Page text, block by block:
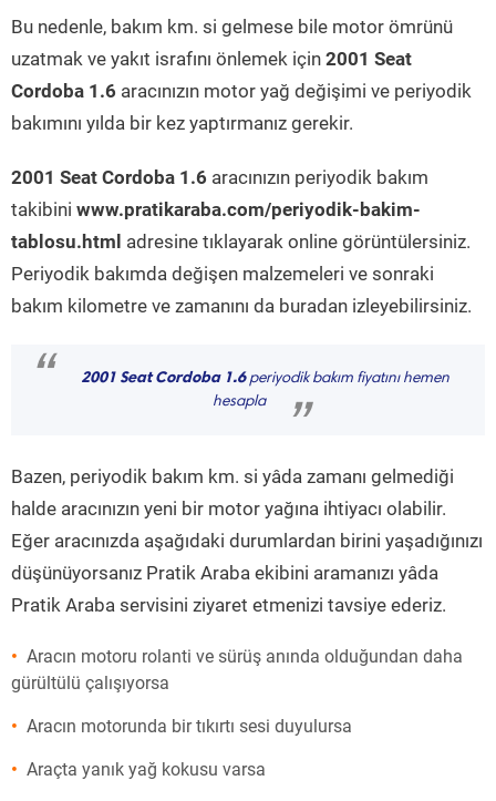
Bu nedenle, bakım km. si gelmese bile motor ömrünü
uzatmak ve yakıt israfını önlemek için 2001 Seat
Cordoba 1.6 aracınızın motor yağ değişimi ve periyodik
bakımını yılda bir kez yaptırmanız gerekir.
2001 Seat Cordoba 1.6 aracınızın periyodik bakım
takibini www.pratikaraba.com/periyodik-bakim-
tablosu.html adresine tıklayarak online görüntülersiniz.
Periyodik bakımda değişen malzemeleri ve sonraki
bakım kilometre ve zamanını da buradan izleyebilirsiniz.
“ 2001 Seat Cordoba 1.6periyodik bakım fiyatını hemen
hesapla
”
Bazen, periyodik bakım km. si yâda zamanı gelmediği
halde aracınızın yeni bir motor yağına ihtiyacı olabilir.
Eğer aracınızda aşağıdaki durumlardan birini yaşadığınızı
düşünüyorsanız Pratik Araba ekibini aramanızı yâda
Pratik Araba servisini ziyaret etmenizi tavsiye ederiz.
Aracın motoru rolanti ve sürüş anında olduğundan daha
gürültülü çalışıyorsa
Aracın motorunda bir tıkırtı sesi duyulursa
Araçta yanık yağ kokusu varsa